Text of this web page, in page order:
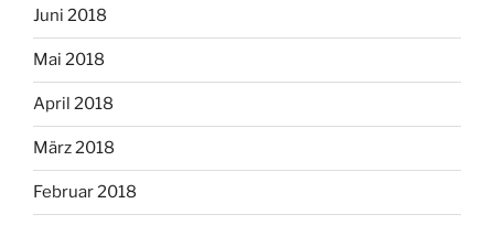
Juni 2018
Mai 2018
April 2018
März 2018
Februar 2018